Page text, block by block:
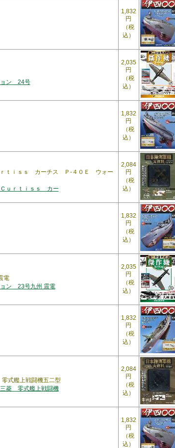
1,832
円
（税
込）
ョン 24号
2,035
円
（税
込）
1,832
円
（税
込）
ｔｉｓｓ カーチス Ｐ-４０Ｅ ウォー
ｕｒｔｉｓｓ カー
2,084
円
（税
込）
1,832
円
（税
込）
電
ン 23号九州 震電
2,035
円
（税
込）
1,832
円
（税
込）
式艦上戦闘機五二型
菱 零式艦上戦闘機
2,084
円
（税
込）
1,832
円
（税
込）